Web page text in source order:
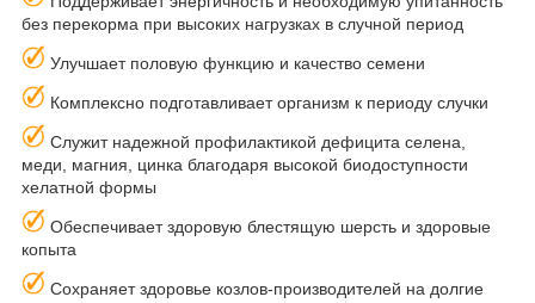
без перекорма при высоких нагрузках в случной период
Улучшает половую функцию и качество семени
Комплексно подготавливает организм к периоду случки
Служит надежной профилактикой дефицита селена,
меди, магния, цинка благодаря высокой биодоступности
хелатной формы
Обеспечивает здоровую блестящую шерсть и здоровые
копыта
Сохраняет здоровье козлов-производителей на долгие